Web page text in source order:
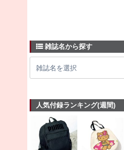
雑誌名から探す
人気付録ランキング(週間)